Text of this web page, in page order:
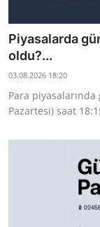
Piyasalarda
oldu?...
03.08.2026 18:20
Para
Pazartesi) saat